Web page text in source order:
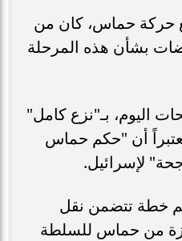
حركة حماس، كان من
بشأن هذه المرحلة
اليوم، بـ"نزع كامل"
أن "حكم حماس
لإسرائيل.
خطة تتضمن نقل
من حماس للسلطة